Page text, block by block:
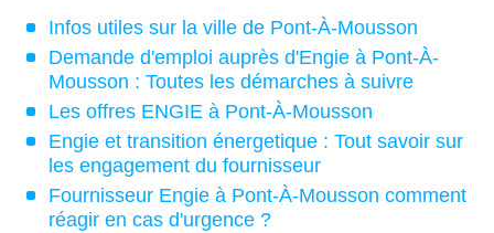
Infos utiles sur la ville de Pont-À-Mousson
Demande d'emploi auprès d'Engie à Pont-À-
Mousson : Toutes les démarches à suivre
Les offres ENGIE à Pont-À-Mousson
Engie et transition énergetique : Tout savoir sur
les engagement du fournisseur
Fournisseur Engie à Pont-À-Mousson comment
réagir en cas d'urgence ?